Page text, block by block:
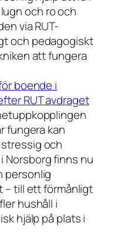
och ro och
via RUT-
och pedagogiskt
att fungera
boende i
RUT avdraget
fungera kan
och
Norsborg finns nu
personlig
– till ett förmånligt
hushåll i
hjälp på plats i